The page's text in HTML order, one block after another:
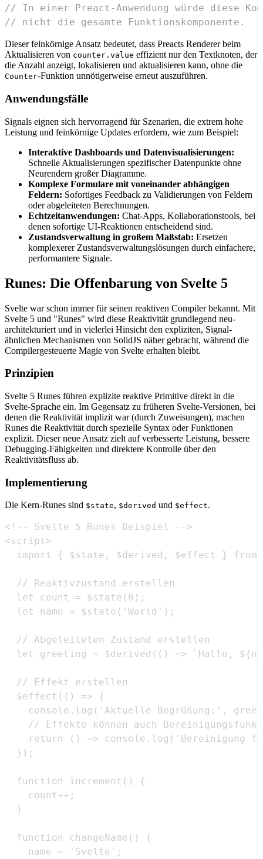
// In einer Preact-Anwendung würde diese
// nicht die gesamte Funktionskomponente.
Dieser feinkörnige Ansatz bedeutet, dass Preacts Renderer beim
Aktualisieren von counter.value effizient nur den Textknoten, der
die Anzahl anzeigt, lokalisieren und aktualisieren kann, ohne die
Counter-Funktion unnötigerweise erneut auszuführen.
Anwendungsfälle
Signals eignen sich hervorragend für Szenarien, die extrem hohe
Leistung und feinkörnige Updates erfordern, wie zum Beispiel:
Interaktive Dashboards und Datenvisualisierungen:
Schnelle Aktualisierungen spezifischer Datenpunkte ohne
Neurendern großer Diagramme.
Komplexe Formulare mit voneinander abhängigen
Feldern: Sofortiges Feedback zu Validierungen von Feldern
oder abgeleiteten Berechnungen.
Echtzeitanwendungen: Chat-Apps, Kollaborationstools, bei
denen sofortige UI-Reaktionen entscheidend sind.
Zustandsverwaltung in großem Maßstab: Ersetzen
komplexerer Zustandsverwaltungs­lösungen durch einfachere,
performantere Signale.
Runes: Die Offenbarung von Svelte 5
Svelte war schon immer für seinen reaktiven Compiler bekannt. Mit
Svelte 5 und "Runes" wird diese Reaktivität grundlegend neu­
architek­turiert und in vielerlei Hinsicht den expliziten, Signal-
ähnlichen Mechanismen von SolidJS näher gebracht, während die
Compiler­gesteuerte Magie von Svelte erhalten bleibt.
Prinzipien
Svelte 5 Runes führen explizite reaktive Primitive direkt in die
Svelte-Sprache ein. Im Gegensatz zu früheren Svelte-Versionen, bei
denen die Reaktivität implizit war (durch Zuweisungen), machen
Runes die Reaktivität durch spezielle Syntax oder Funktionen
explizit. Dieser neue Ansatz zielt auf verbesserte Leistung, bessere
Debugging-Fähigkeiten und direktere Kontrolle über den
Reaktivitätsfluss ab.
Implementierung
Die Kern-Runes sind $state, $derived und $effect.